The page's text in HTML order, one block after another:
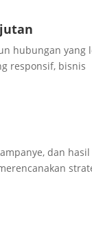
hubungan yang
responsif, bisnis
dan hasil